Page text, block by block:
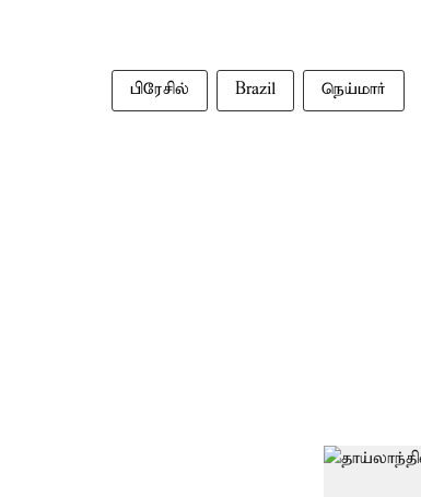
பிரேசில் Brazil நெய்மார்